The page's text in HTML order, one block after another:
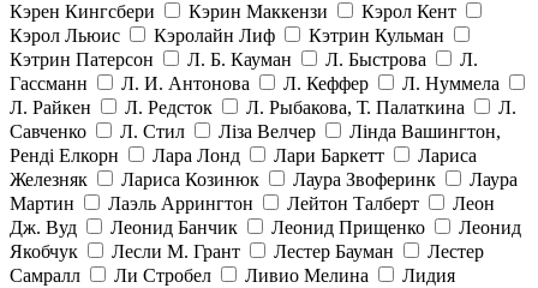
Кэрен Кингсбери
Кэрин Маккензи
Кэрол Кент
Кэрол Льюис
Кэролайн Лиф
Кэтрин Кульман
Кэтрин Патерсон
Л. Б. Кауман Л. Быстрова
Л.
Гассманн
Л. И. Антонова Л. Кеффер
Л. Нуммела
Л. Райкен
Л. Редсток Л. Рыбакова, Т. Палаткина
Л.
Савченко
Л. Стил Ліза Велчер
Лінда Вашингтон,
Ренді Елкорн
Лара Лонд Лари Баркетт
Лариса
Железняк
Лариса Козинюк Лаура Звоферинк
Лаура
Мартин
Лаэль Аррингтон Лейтон Талберт
Леон
Дж. Вуд
Леонид Банчик Леонид Прищенко
Леонид
Якобчук
Лесли М. Грант Лестер Бауман
Лестер
Самралл
Ли Стробел Ливио Мелина
Лидия